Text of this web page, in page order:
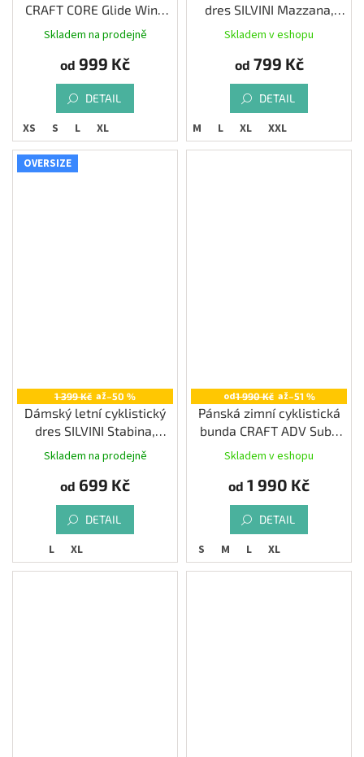
CRAFT CORE Glide Wind
Skladem na prodejně
od 999 Kč
DETAIL
XS S L XL
dres SILVINI Mazzana,
navy-turquoise
Skladem v eshopu
od 799 Kč
DETAIL
M L XL XXL
OVERSIZE
1 399 Kč až–50 %
Dámský letní cyklistický
dres SILVINI Stabina,
plum-fuchsia
Skladem na prodejně
od 699 Kč
DETAIL
L XL
od1 990 Kč až–51 %
Pánská zimní cyklistická
bunda CRAFT ADV SubZ
Lumen
Skladem v eshopu
od 1 990 Kč
DETAIL
S M L XL